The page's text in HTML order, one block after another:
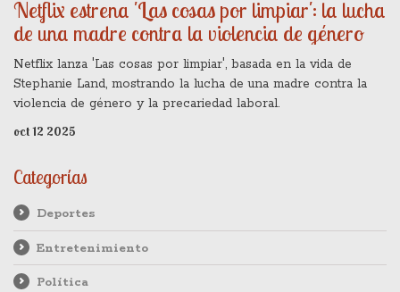
Netflix estrena 'Las cosas por limpiar': la lucha
de una madre contra la violencia de género
Netflix lanza 'Las cosas por limpiar', basada en la vida de
Stephanie Land, mostrando la lucha de una madre contra la
violencia de género y la precariedad laboral.
oct 12 2025
Categorías
Deportes
Entretenimiento
Política